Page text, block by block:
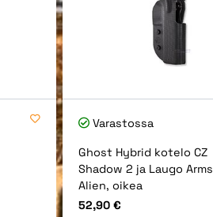
Varastossa
Ghost Hybrid kotelo CZ
Shadow 2 ja Laugo Arms
Alien, oikea
Hinta
52,90 €